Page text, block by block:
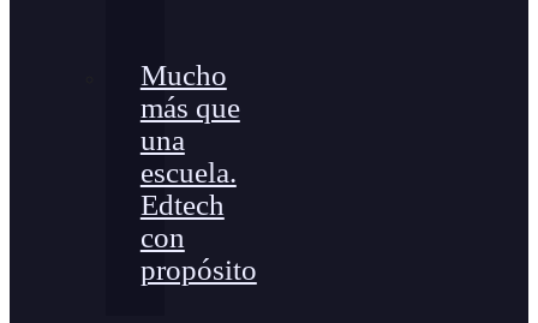
Mucho
más que
una
escuela.
Edtech
con
propósito